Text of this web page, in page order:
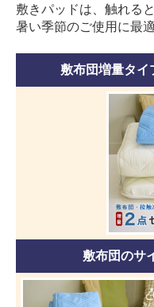
敷きパッドは、触れる
暑い季節のご使用に最適
敷布団増量タ
敷布団のサ